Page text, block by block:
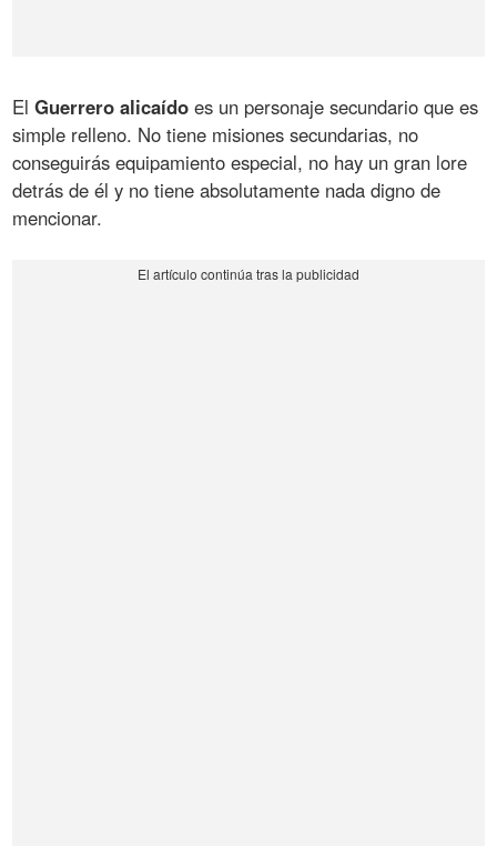
ElGuerrero alicaído es un personaje secundario que es
simple relleno. No tiene misiones secundarias, no
conseguirás equipamiento especial, no hay un gran lore
detrás de él y no tiene absolutamente nada digno de
mencionar.